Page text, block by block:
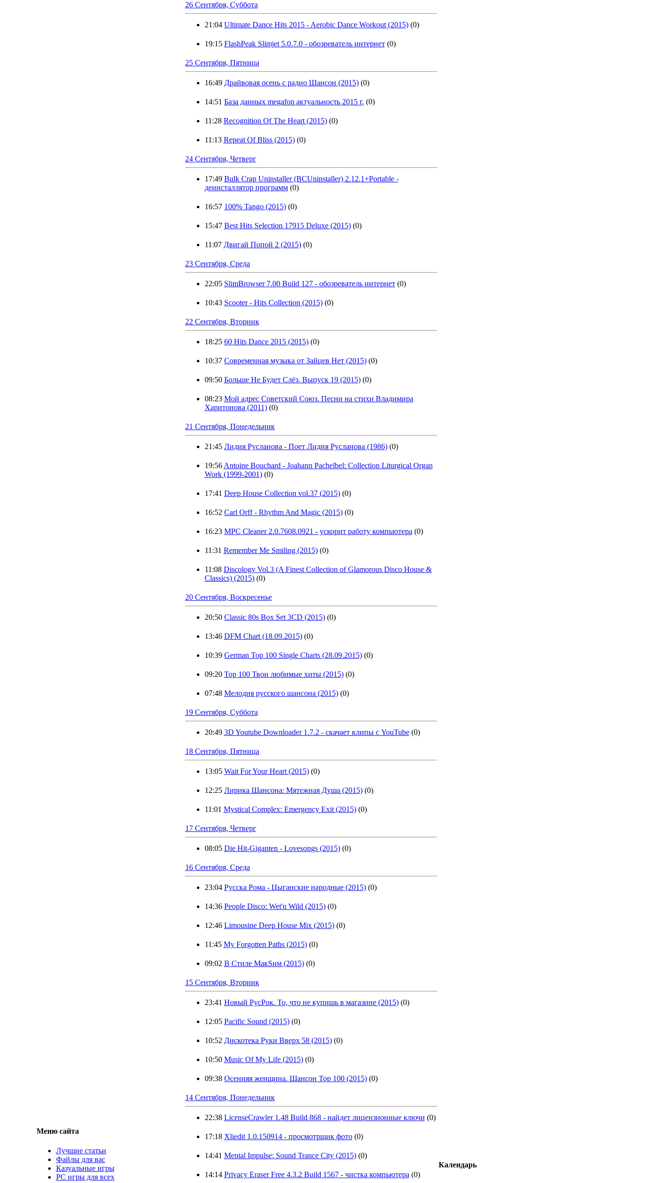
Меню сайта
Лучшие статьи
Файлы для вас
Казуальные игры
PC игры для всех
26 Сентября, Суббота
21:04 Ultimate Dance Hits 2015 - Aerobic Dance Workout (2015) (0)
19:15 FlashPeak Slimjet 5.0.7.0 - обозреватель интернет (0)
25 Сентября, Пятница
16:49 Драйвовая осень с радио Шансон (2015) (0)
14:51 База данных megafon актуальность 2015 г. (0)
11:28 Recognition Of The Heart (2015) (0)
11:13 Repeat Of Bliss (2015) (0)
24 Сентября, Четверг
17:49 Bulk Crap Uninstaller (BCUninstaller) 2.12.1+Portable -
деинсталлятор программ (0)
16:57 100% Tango (2015) (0)
15:47 Best Hits Selection 17915 Deluxe (2015) (0)
11:07 Двигай Попой 2 (2015) (0)
23 Сентября, Среда
22:05 SlimBrowser 7.00 Build 127 - обозреватель интернет (0)
10:43 Scooter - Hits Collection (2015) (0)
22 Сентября, Вторник
18:25 60 Hits Dance 2015 (2015) (0)
10:37 Современная музыка от Зайцев Нет (2015) (0)
09:50 Больше Не Будет Слёз. Выпуск 19 (2015) (0)
08:23 Мой адрес Советский Союз. Песни на стихи Владимира
Харитонова (2011) (0)
21 Сентября, Понедельник
21:45 Лидия Русланова - Поет Лидия Русланова (1986) (0)
19:56 Antoine Bouchard - Joahann Pachelbel: Collection Liturgical Organ
Work (1999-2001) (0)
17:41 Deep House Collection vol.37 (2015) (0)
16:52 Carl Orff - Rhythm And Magic (2015) (0)
16:23 MPC Cleaner 2.0.7608.0921 - ускорит работу компьютера (0)
11:31 Remember Me Smiling (2015) (0)
11:08 Discology Vol.3 (A Finest Collection of Glamorous Disco House &
Classics) (2015) (0)
20 Сентября, Воскресенье
20:50 Classic 80s Box Set 3CD (2015) (0)
13:46 DFM Chart (18.09.2015) (0)
10:39 German Top 100 Single Charts (28.09.2015) (0)
09:20 Top 100 Твои любимые хиты (2015) (0)
07:48 Мелодия русского шансона (2015) (0)
19 Сентября, Суббота
20:49 3D Youtube Downloader 1.7.2 - скачает клипы с YouTube (0)
18 Сентября, Пятница
13:05 Wait For Your Heart (2015) (0)
12:25 Лирика Шансона: Мятежная Душа (2015) (0)
11:01 Mystical Complex: Emergency Exit (2015) (0)
17 Сентября, Четверг
08:05 Die Hit-Giganten - Lovesongs (2015) (0)
16 Сентября, Среда
23:04 Русска Рома - Цыганские народные (2015) (0)
14:36 People Disco: Wet'n Wild (2015) (0)
12:46 Limousine Deep House Mix (2015) (0)
11:45 My Forgotten Paths (2015) (0)
09:02 В Стиле МакSим (2015) (0)
15 Сентября, Вторник
23:41 Новый РусРок. То, что не купишь в магазине (2015) (0)
12:05 Pacific Sound (2015) (0)
10:52 Дискотека Руки Вверх 58 (2015) (0)
10:50 Music Of My Life (2015) (0)
09:38 Осенняя женщина. Шансон Top 100 (2015) (0)
14 Сентября, Понедельник
22:38 LicenseCrawler 1.48 Build 868 - найдет лицензионные ключи (0)
17:18 Xliedit 1.0.150914 - просмотрщик фото (0)
14:41 Mental Impulse: Sound Trance City (2015) (0)
14:14 Privacy Eraser Free 4.3.2 Build 1567 - чистка компьютера (0)
Календарь